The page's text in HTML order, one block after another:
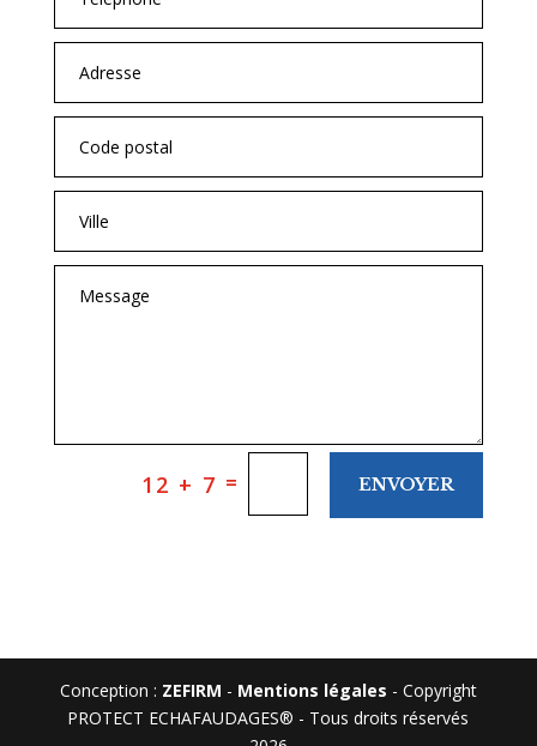
12 + 7 = ENVOYER
Conception : ZEFIRM - Mentions légales - Copyright
PROTECT ECHAFAUDAGES® - Tous droits réservés